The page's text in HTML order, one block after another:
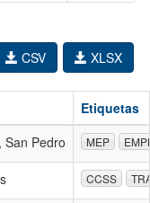
XLSX
CSV
Etiquetas
San Pedro MEP
CCSS